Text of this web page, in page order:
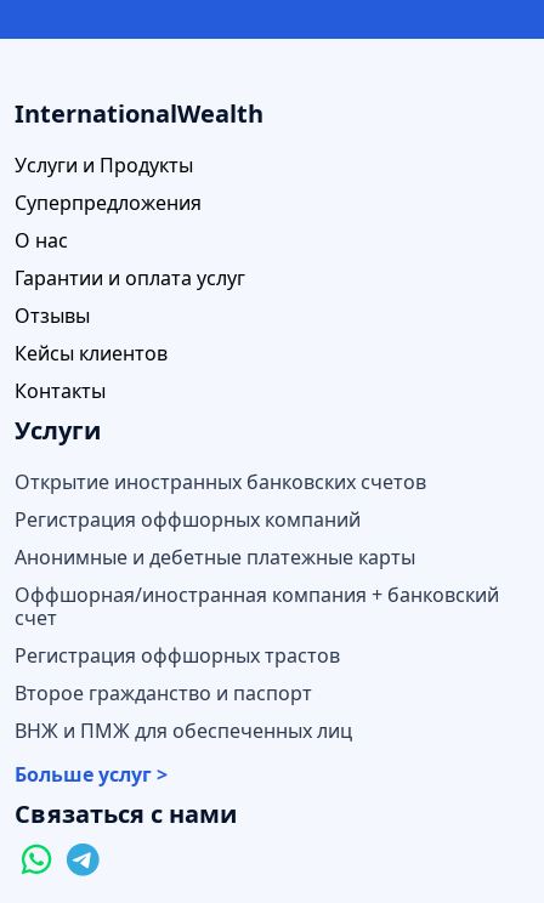
InternationalWealth
Услуги и Продукты
Суперпредложения
О нас
Гарантии и оплата услуг
Отзывы
Кейсы клиентов
Контакты
Услуги
Открытие иностранных банковских счетов
Регистрация оффшорных компаний
Анонимные и дебетные платежные карты
Оффшорная/иностранная компания + банковский
счет
Регистрация оффшорных трастов
Второе гражданство и паспорт
ВНЖ и ПМЖ для обеспеченных лиц
Больше услуг >
Связаться с нами